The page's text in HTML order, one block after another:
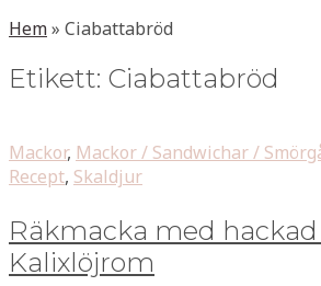
Hem» Ciabattabröd
Etikett: Ciabattabröd
Mackor, Mackor / Sandwichar /
Recept, Skaldjur
Räkmacka med
Kalixlöjrom